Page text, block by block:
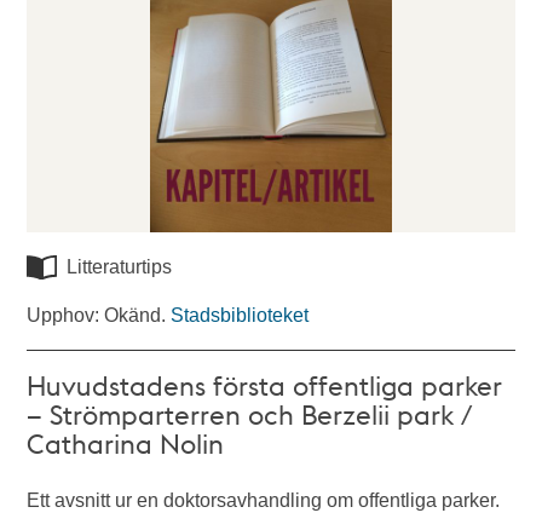
Litteraturtips
Upphov: Okänd. Stadsbiblioteket
Huvudstadens första offentliga parker
– Strömparterren och Berzelii park /
Catharina Nolin
Ett avsnitt ur en doktorsavhandling om offentliga parker.